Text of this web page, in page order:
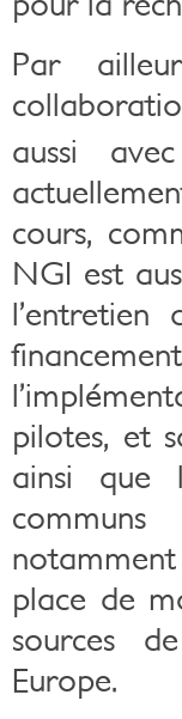
Par
aussi
cours,
NGI est
pilotes, et
ainsi que
place de
sources
Europe.